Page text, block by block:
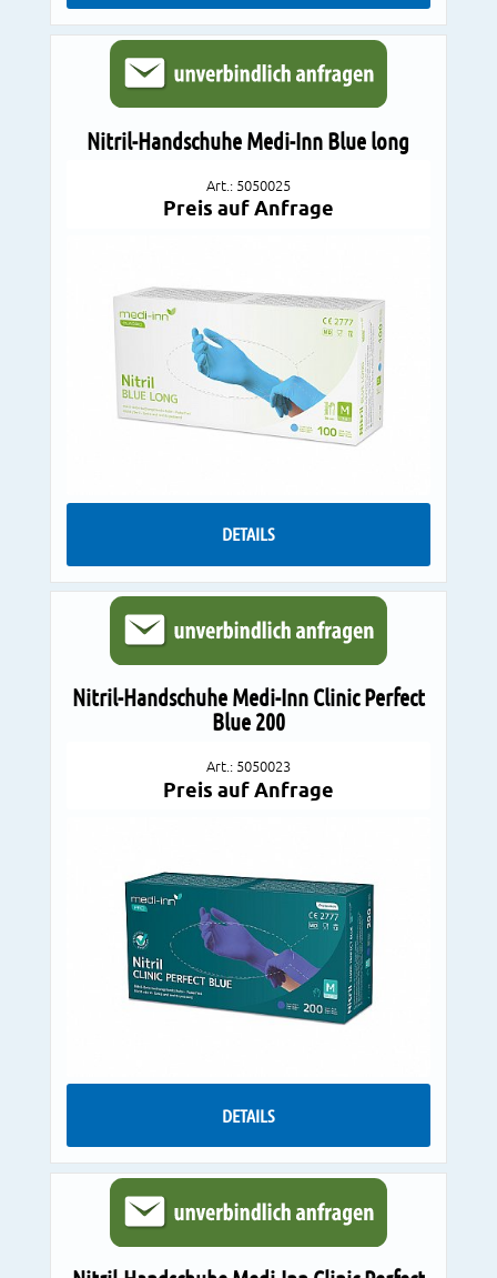
Nitril-Handschuhe Medi-Inn Blue long
Art.: 5050025
Preis auf Anfrage
DETAILS
Nitril-Handschuhe Medi-Inn Clinic Perfect
Blue 200
Art.: 5050023
Preis auf Anfrage
DETAILS